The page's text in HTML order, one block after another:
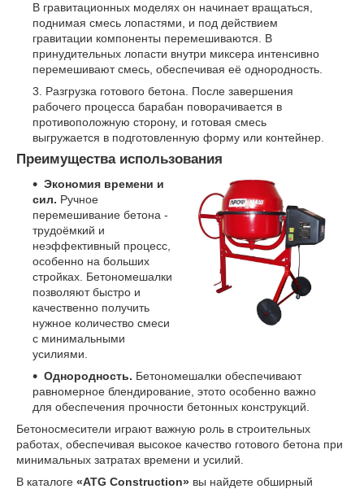
В гравитационных моделях он начинает вращаться,
поднимая смесь лопастями, и под действием
гравитации компоненты перемешиваются. В
принудительных лопасти внутри миксера интенсивно
перемешивают смесь, обеспечивая её однородность.
Разгрузка готового бетона. После завершения
рабочего процесса барабан поворачивается в
противоположную сторону, и готовая смесь
выгружается в подготовленную форму или контейнер.
Преимущества использования
Экономия времени и
сил. Ручное
перемешивание бетона -
трудоёмкий и
неэффективный процесс,
особенно на больших
стройках. Бетономешалки
позволяют быстро и
качественно получить
нужное количество смеси
с минимальными
усилиями.
Однородность. Бетономешалки обеспечивают
равномерное блендирование, этото особенно важно
для обеспечения прочности бетонных конструкций.
Бетоносмесители играют важную роль в строительных
работах, обеспечивая высокое качество готового бетона при
минимальных затратах времени и усилий.
В каталоге «ATG Construction» вы найдете обширный